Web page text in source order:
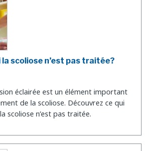
la scoliose n’est pas traitée?
éclairée est un élément important
de la scoliose. Découvrez ce qui
scoliose n’est pas traitée.